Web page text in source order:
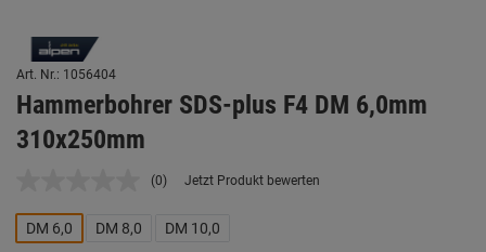
Art. Nr.: 1056404
Hammerbohrer SDS-plus F4 DM 6,0mm
310x250mm
Kein
Link
auf
(0) Jetzt Produkt bewerten
DM 6,0 DM 8,0 DM 10,0